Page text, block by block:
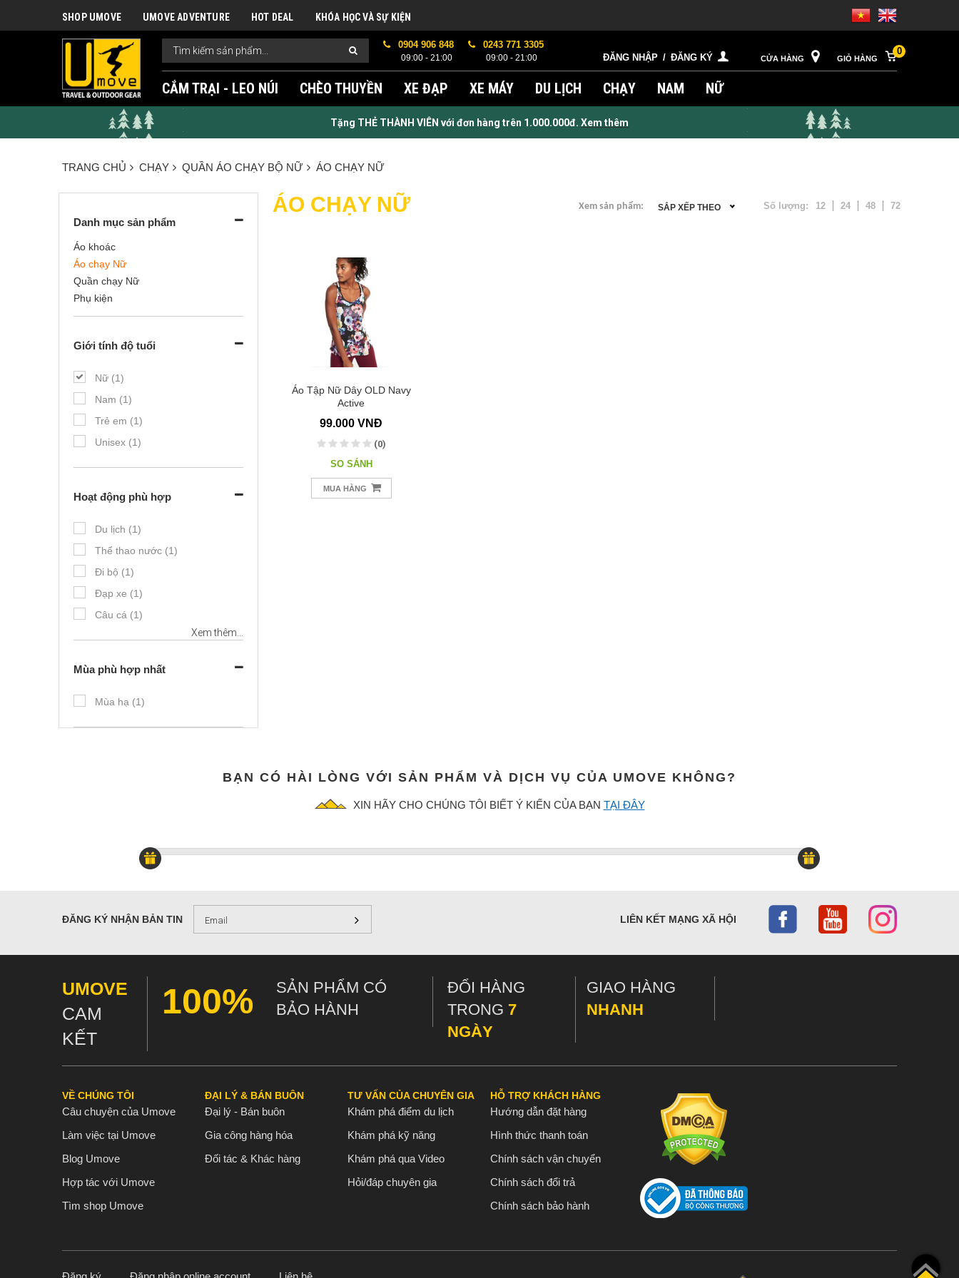
SHOP UMOVE UMOVE ADVENTURE HOT DEAL KHÓA HỌC VÀ SỰ KIỆN
0904 906 848
09:00 - 21:00
0243 771 3305
09:00 - 21:00 ĐĂNG NHẬP / ĐĂNG KÝ CỬA HÀNG GIỎ HÀNG
0
CẮM TRẠI - LEO NÚI CHÈO THUYỀN XE ĐẠP XE MÁY DU LỊCH CHẠY NAM NỮ
Tặng THẺ THÀNH VIÊN với đơn hàng trên 1.000.000đ. Xem thêm
TRANG CHỦ CHẠY QUẦN ÁO CHẠY BỘ NỮ ÁO CHẠY NỮ
Danh mục sản phẩm
Áo khoác
Áo chạy Nữ
Quần chạy Nữ
Phụ kiện
Giới tính độ tuổi
Nữ (1)
Nam (1)
Trẻ em (1)
Unisex (1)
Hoạt động phù hợp
Du lịch (1)
Thể thao nước (1)
Đi bộ (1)
Đạp xe (1)
Câu cá (1)
Xem thêm...
Mùa phù hợp nhất
Mùa hạ (1)
ÁO CHẠY NỮ Số lượng: 12 24 48 72
Xem sản phẩm: SẮP XẾP THEO
Áo Tập Nữ Dây OLD Navy
Active
99.000 VNĐ
(0)
SO SÁNH
MUA HÀNG
BẠN CÓ HÀI LÒNG VỚI SẢN PHẨM VÀ DỊCH VỤ CỦA UMOVE KHÔNG?
XIN HÃY CHO CHÚNG TÔI BIẾT Ý KIẾN CỦA BẠN TẠI ĐÂY
ĐĂNG KÝ NHẬN BẢN TIN LIÊN KẾT MẠNG XÃ HỘI
UMOVE
CAM
KẾT
100%
SẢN PHẨM CÓ
BẢO HÀNH
ĐỔI HÀNG
TRONG 7
NGÀY
GIAO HÀNG
NHANH
VỀ CHÚNG TÔI
Câu chuyện của Umove
Làm việc tại Umove
Blog Umove
Hợp tác với Umove
Tìm shop Umove
ĐẠI LÝ & BÁN BUÔN
Đại lý - Bán buôn
Gia công hàng hóa
Đối tác & Khác hàng
TƯ VẤN CỦA CHUYÊN GIA
Khám phá điểm du lịch
Khám phá kỹ năng
Khám phá qua Video
Hỏi/đáp chuyên gia
HỖ TRỢ KHÁCH HÀNG
Hướng dẫn đặt hàng
Hình thức thanh toán
Chính sách vận chuyển
Chính sách đổi trả
Chính sách bảo hành